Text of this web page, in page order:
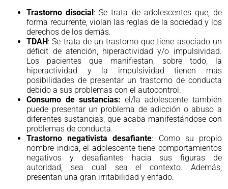
Trastorno disocial: Se trata de adolescentes que, de
forma recurrente, violan las reglas de la sociedad y los
derechos de los demás.
TDAH: Se trata de un trastorno que tiene asociado un
déficit de atención, hiperactividad y/o impulsividad.
Los pacientes que manifiestan, sobre todo, la
hiperactividad y la impulsividad tienen más
posibilidades de presentar un trastorno de conducta
debido a sus problemas con el autocontrol.
Consumo de sustancias: el/la adolescente también
puede presentar un problema de adicción o abuso a
diferentes sustancias, que acaba manifestándose con
problemas de conducta.
Trastorno negativista desafiante: Como su propio
nombre indica, el adolescente tiene comportamientos
negativos y desafiantes hacia sus figuras de
autoridad, sea cual sea el contexto. Además,
presentan una gran irritabilidad y enfado.